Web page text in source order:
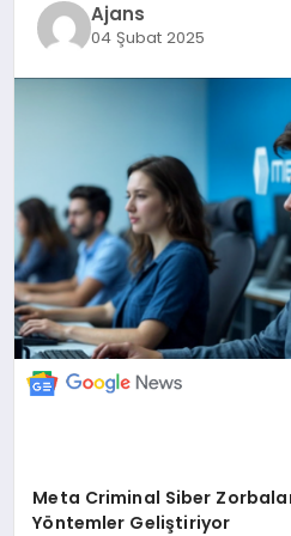
Ajans
04 Şubat 2025
Meta Criminal Siber
Yöntemler Geliştiriyor